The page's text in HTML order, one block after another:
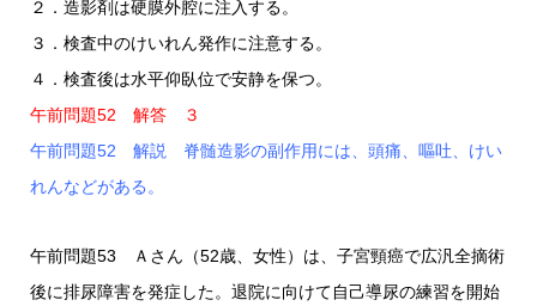
２．造影剤は硬膜外腔に注入する。
３．検査中のけいれん発作に注意する。
４．検査後は水平仰臥位で安静を保つ。
午前問題52 解答 ３
午前問題52 解説 脊髄造影の副作用には、頭痛、嘔吐、けい
れんなどがある。
午前問題53 Ａさん（52歳、女性）は、子宮頸癌で広汎全摘術
後に排尿障害を発症した。退院に向けて自己導尿の練習を開始